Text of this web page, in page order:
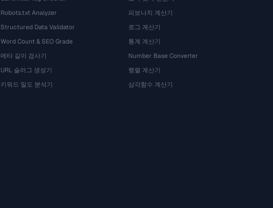
Robots.txt Analyzer
Structured Data Validator
Word Count & SEO Grade
메타 길이 검사기
URL 슬러그 생성기
키워드 밀도 분석기
피보나치 계산기
로그 계산기
통계 계산기
Number Base Converter
행렬 계산기
삼각함수 계산기